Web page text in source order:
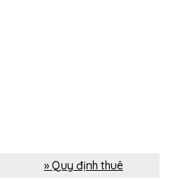
» Quy định thuê